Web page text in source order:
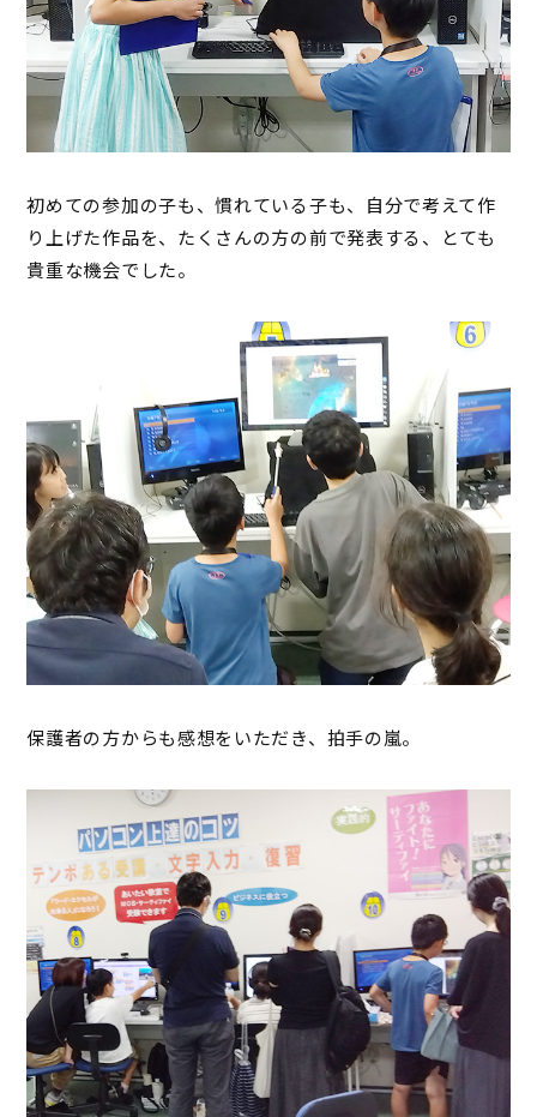
初めての参加の子も、慣れている子も、自分で考えて作
り上げた作品を、たくさんの方の前で発表する、とても
貴重な機会でした。
保護者の方からも感想をいただき、拍手の嵐。